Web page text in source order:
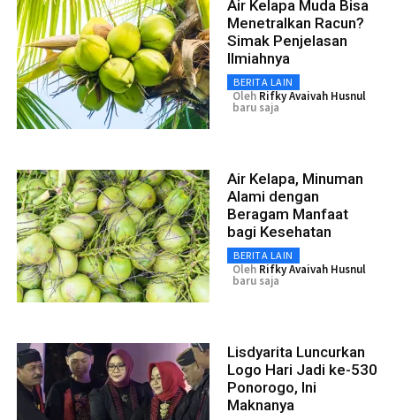
Air Kelapa Muda Bisa
Menetralkan Racun?
Simak Penjelasan
Ilmiahnya
BERITA LAIN
Oleh Rifky Avaivah Husnul
baru saja
Air Kelapa, Minuman
Alami dengan
Beragam Manfaat
bagi Kesehatan
BERITA LAIN
Oleh Rifky Avaivah Husnul
baru saja
Lisdyarita Luncurkan
Logo Hari Jadi ke-530
Ponorogo, Ini
Maknanya